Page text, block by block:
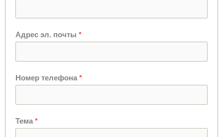
Адрес эл. почты *
Номер телефона *
Тема *